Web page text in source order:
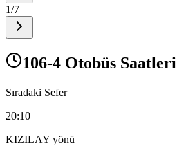
1/7
106-4 Otobüs Saatleri
Sıradaki Sefer
20:10
KIZILAY yönü